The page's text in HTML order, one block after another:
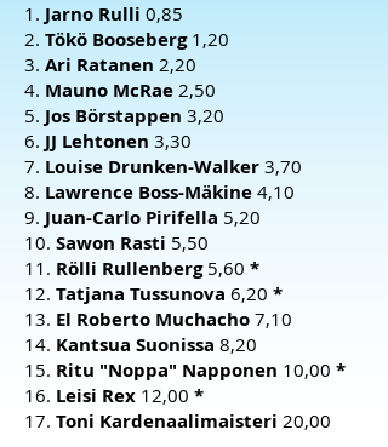
1. Jarno Rulli 0,85
2. Tökö Booseberg1,20
3. Ari Ratanen 2,20
4. Mauno McRae 2,50
5. Jos Börstappen 3,20
6. JJ Lehtonen 3,30
7. Louise Drunken-Walker 3,70
8. Lawrence Boss-Mäkine 4,10
9. Juan-Carlo Pirifella 5,20
10. Sawon Rasti 5,50
11. Rölli Rullenberg5,60 *
12. Tatjana Tussunova 6,20 *
13. El Roberto Muchacho 7,10
14. Kantsua Suonissa 8,20
15. Ritu "Noppa" Napponen 10,00 *
16. Leisi Rex 12,00 *
17. Toni Kardenaalimaisteri 20,00